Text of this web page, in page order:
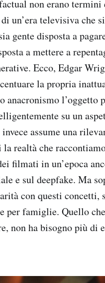
non erano termini
un’era televisiva che
gente disposta a
a mettere a
Ecco, Edgar
la propria
l’oggetto
su un
assume una
realtà che
filmati in un’epoca
e sul deepfake. Ma
con questi concetti,
per famiglie. Quello
non ha bisogno più di